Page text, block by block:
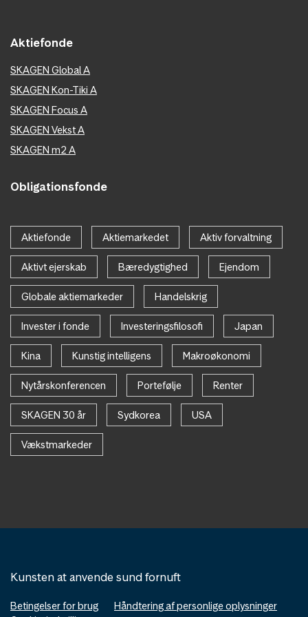
Aktiefonde
SKAGEN Global A
SKAGEN Kon-Tiki A
SKAGEN Focus A
SKAGEN Vekst A
SKAGEN m2 A
Obligationsfonde
Aktiefonde Aktiemarkedet Aktiv forvaltning
Aktivt ejerskab Bæredygtighed Ejendom
Globale aktiemarkeder Handelskrig
Invester i fonde Investeringsfilosofi Japan
Kina Kunstig intelligens Makroøkonomi
Nytårskonferencen Portefølje Renter
SKAGEN 30 år Sydkorea USA
Vækstmarkeder
Kunsten at anvende sund fornuft
Betingelser for brug
Håndtering af personlige oplysninger